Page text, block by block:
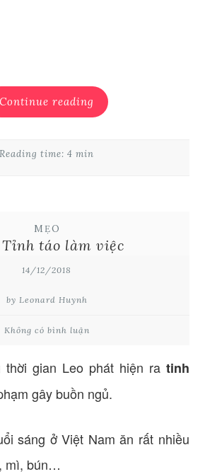
Continue reading
Reading time: 4 min
MẸO
táo làm việc
14/12/2018
by Leonard Huynh
Không có bình luận
thời gian Leo phát hiện ra tinh
gây buồn ngủ.
sáng ở Việt Nam ăn rất nhiều
mì, bún…